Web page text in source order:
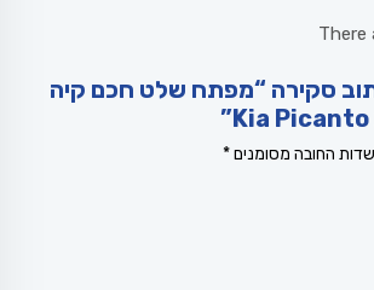
There
סקירה “מפתח שלט חכם קיה
שדות החובה מסומנים*